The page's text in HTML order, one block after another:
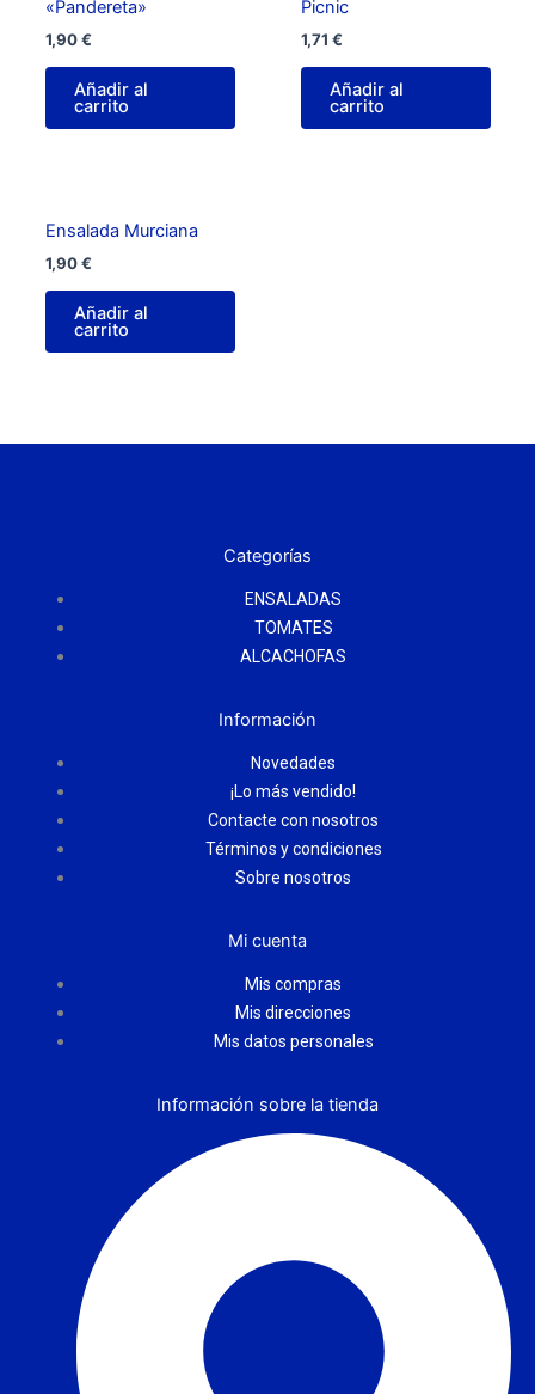
«Pandereta»
1,90€
Añadir al
carrito
Picnic
1,71 €
Añadir al
carrito
Ensalada Murciana
1,90€
Añadir al
carrito
Categorías
ENSALADAS
TOMATES
ALCACHOFAS
Información
Novedades
¡Lo más vendido!
Contacte con nosotros
Términos y condiciones
Sobre nosotros
Mi cuenta
Mis compras
Mis direcciones
Mis datos personales
Información sobre la tienda